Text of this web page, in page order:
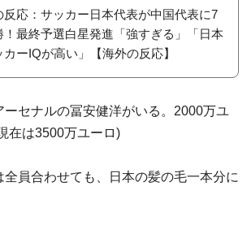
反応：サッカー日本代表が中国代表に7
！最終予選白星発進「強すぎる」「日本
カーIQが高い」【海外の反応】
ーセナルの冨安健洋がいる。2000万ユ
在は3500万ユーロ)
員合わせても、日本の髪の毛一本分に